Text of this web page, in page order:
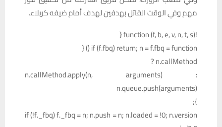
مهم وفي الوقت القاتل بهدفين لهدف أمام ضيفه كربلاء.
!function (f, b, e, v, n, t, s) {
if (f.fbq) return; n = f.fbq = function () {
n.callMethod ?
n.callMethod.apply(n, arguments) :
n.queue.push(arguments)
};
if (!f._fbq) f._fbq = n; n.push = n; n.loaded = !0; n.version